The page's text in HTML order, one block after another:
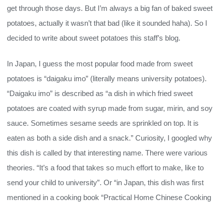
get through those days. But I’m always a big fan of baked sweet
potatoes, actually it wasn’t that bad (like it sounded haha). So I
decided to write about sweet potatoes this staff’s blog.
In Japan, I guess the most popular food made from sweet
potatoes is “daigaku imo” (literally means university potatoes).
“Daigaku imo” is described as “a dish in which fried sweet
potatoes are coated with syrup made from sugar, mirin, and soy
sauce. Sometimes sesame seeds are sprinkled on top. It is
eaten as both a side dish and a snack.” Curiosity, I googled why
this dish is called by that interesting name. There were various
theories. “It’s a food that takes so much effort to make, like to
send your child to university”. Or “in Japan, this dish was first
mentioned in a cooking book “Practical Home Chinese Cooking